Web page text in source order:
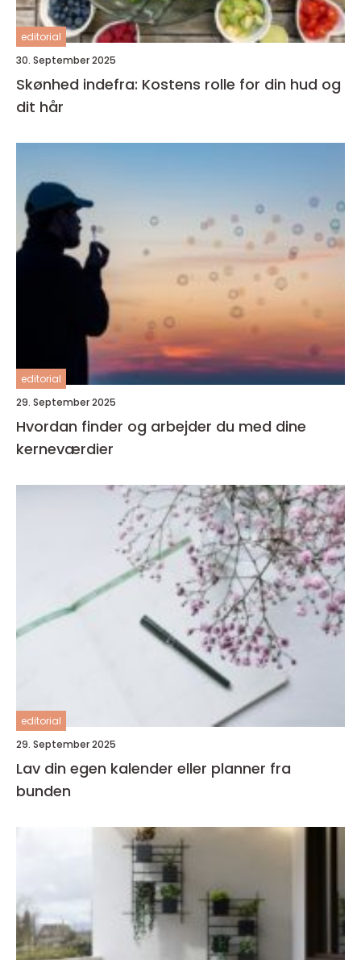
editorial
30. September 2025
Skønhed indefra: Kostens rolle for din hud og
dit hår
editorial
29. September 2025
Hvordan finder og arbejder du med dine
kerneværdier
editorial
29. September 2025
Lav din egen kalender eller planner fra
bunden